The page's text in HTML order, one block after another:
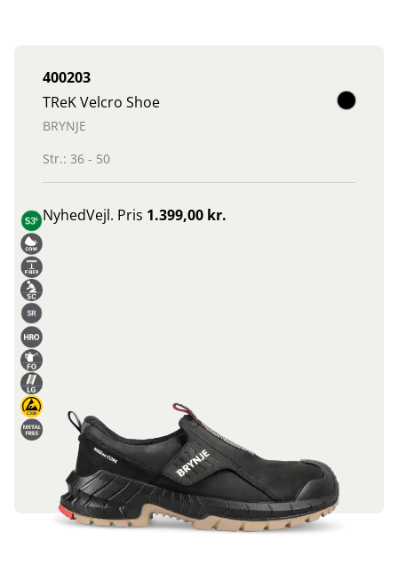
400203
TReK Velcro Shoe
BRYNJE
Str.: 36 - 50
NyhedVejl. Pris 1.399,00 kr.